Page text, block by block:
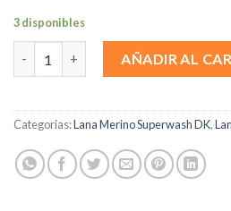
3 disponibles
AÑADIR AL
Categorías:Lana Merino Superwash DK,